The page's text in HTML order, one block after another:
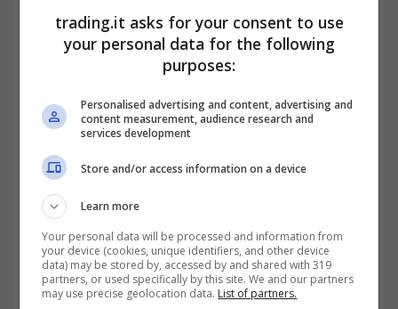
Il “Bonus Mamma” prevede
decontribuzione totale degli oneri a carico
delle donne madri lavoratrici
un massimo di 250 euro mensili (3.000 euro
annui), a prescindere dal fatto che siano
sposate, e a prescindere da quanti
trading.it asks for your consent to use
your personal data for the following
purposes:
Personalised advertising and content, advertising and
content measurement, audience research and
services development
Store and/or access information on a device
Learn more
Your personal data will be processed and information from
your device (cookies, unique identifiers, and other device
data) may be stored by, accessed by and shared with 319
partners, or used specifically by this site. We and our partners
may use precise geolocation data. List of partners.